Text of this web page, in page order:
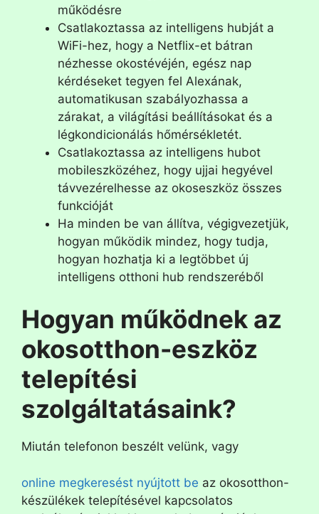
működésre
Csatlakoztassa az intelligens hubját a
WiFi-hez, hogy a Netflix-et bátran
nézhesse okostévéjén, egész nap
kérdéseket tegyen fel Alexának,
automatikusan szabályozhassa a
zárakat, a világítási beállításokat és a
légkondicionálás hőmérsékletét.
Csatlakoztassa az intelligens hubot
mobileszközéhez, hogy ujjai hegyével
távvezérelhesse az okoseszköz összes
funkcióját
Ha minden be van állítva, végigvezetjük,
hogyan működik mindez, hogy tudja,
hogyan hozhatja ki a legtöbbet új
intelligens otthoni hub rendszeréből
Hogyan működnek az
okosotthon-eszköz
telepítési
szolgáltatásaink?
Miután telefonon beszélt velünk, vagy
online megkeresést nyújtott be az okosotthon-
készülékek telepítésével kapcsolatos